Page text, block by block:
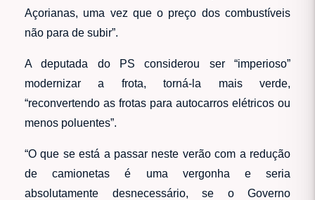
Açorianas, uma vez que o preço dos combustíveis
não para de subir”.
A deputada do PS considerou ser “imperioso”
modernizar a frota, torná-la mais verde,
“reconvertendo as frotas para autocarros elétricos ou
menos poluentes”.
“O que se está a passar neste verão com a redução
de camionetas é uma vergonha e seria
absolutamente desnecessário, se o Governo